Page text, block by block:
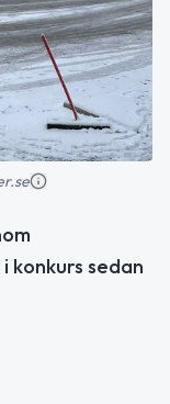
konkurs sedan